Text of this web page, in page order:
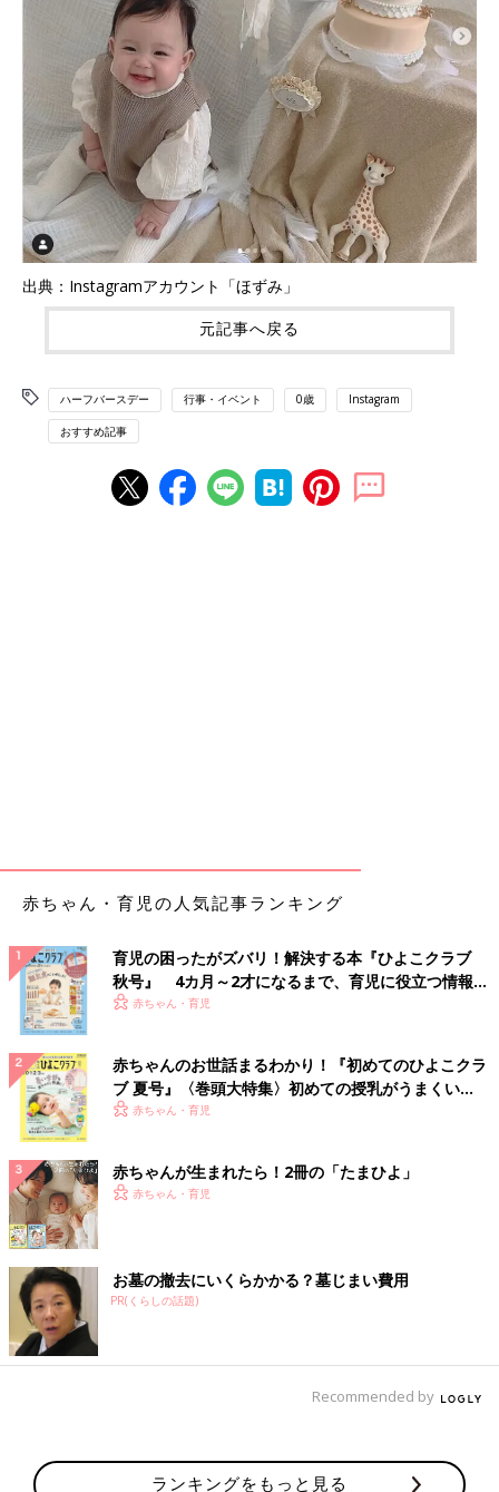
出典：Instagramアカウント「ほずみ」
元記事へ戻る
ハーフバースデー 行事・イベント 0歳 Instagram
おすすめ記事
赤ちゃん・育児の人気記事ランキング
育児の困ったがズバリ！解決する本『ひよこクラブ
秋号』 4カ月～2才になるまで、育児に役立つ情報が
いっぱい！
赤ちゃん・育児
赤ちゃんのお世話まるわかり！『初めてのひよこクラ
ブ 夏号』〈巻頭大特集〉初めての授乳がうまくい
く！ おっぱい・ミルクの基本と夏のトラブル 解決テ
赤ちゃん・育児
赤ちゃんが生まれたら！2冊の「たまひよ」
赤ちゃん・育児
お墓の撤去にいくらかかる？墓じまい費用
PR(くらしの話題)
Recommended by
ランキングをもっと見る